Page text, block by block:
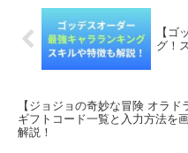
【ゴ
グ！
【ジョジョの奇妙な冒険 オラド
ギフトコード一覧と入力方法を
解説！